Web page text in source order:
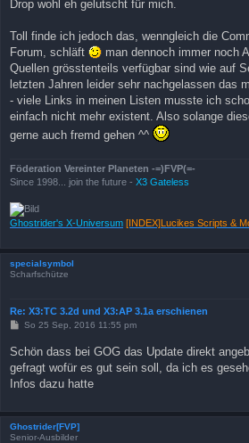
Drop wohl eh gelutscht für mich.
Toll finde ich jedoch das, wenngleich die
Forum, schläft
man dennoch immer noch
Quellen grösstenteils verfügbar sind wie auf
letzten Jahren leider sehr nachgelassen das
- viele Links in meinen Listen musste ich
einfach nicht mehr existent. Also solange
gerne auch fremd gehen ^^
Föderation Vereinter Planeten -=)FVP(=-
Since 1998... join the future - X3 Gateless
Ghostrider's X-Universum [INDEX]Lucikes Scripts &
specialsymbol
Scharfschütze
Re: X3:TC 3.2d und X3:AP 3.1a erschienen
B
t
r
a
g
So 25 Sep, 2016 11:55 pm
Schön dass bei GOG das Update direkt
gefragt wofür es gut sein soll, da ich es
Infos dazu hatte
Ghostrider[FVP]
Senior-Ausbilder